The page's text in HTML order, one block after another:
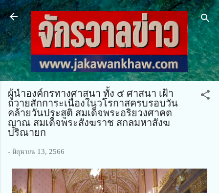
ข้ามไปที่เนื้อหาหลัก
ผู้นำองค์กรทางศาสนา ทั้ง ๕ ศาสนา เฝ้า
ถวายสักการะเนื่องในวโรกาสครบรอบวัน
คล้ายวันประสูติ​ สมเด็จพระอริยวงศาคต
ญาณ สมเด็จพระสังฆราช สกลมหาสังฆ
ปริณายก
- มิถุนายน 13, 2566